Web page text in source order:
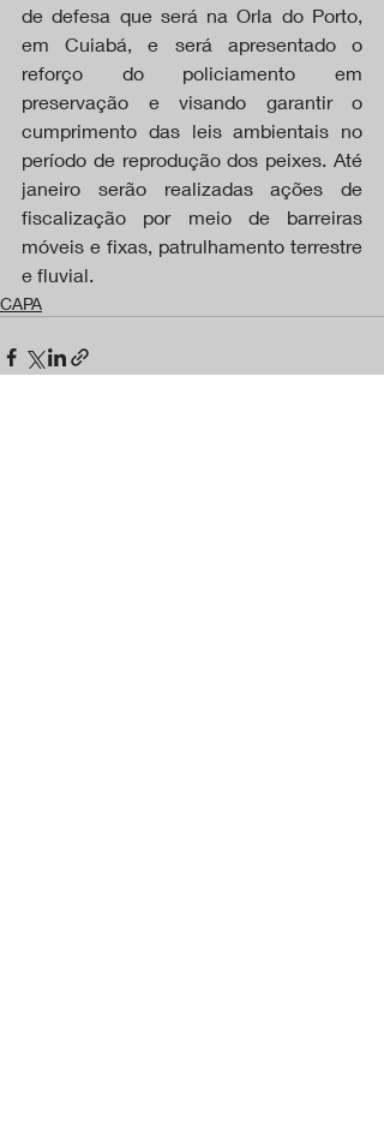
de defesa que será na Orla do Porto,
em Cuiabá, e será apresentado o
reforço do policiamento em
preservação e visando garantir o
cumprimento das leis ambientais no
período de reprodução dos peixes. Até
janeiro serão realizadas ações de
fiscalização por meio de barreiras
móveis e fixas, patrulhamento terrestre
e fluvial.
CAPA